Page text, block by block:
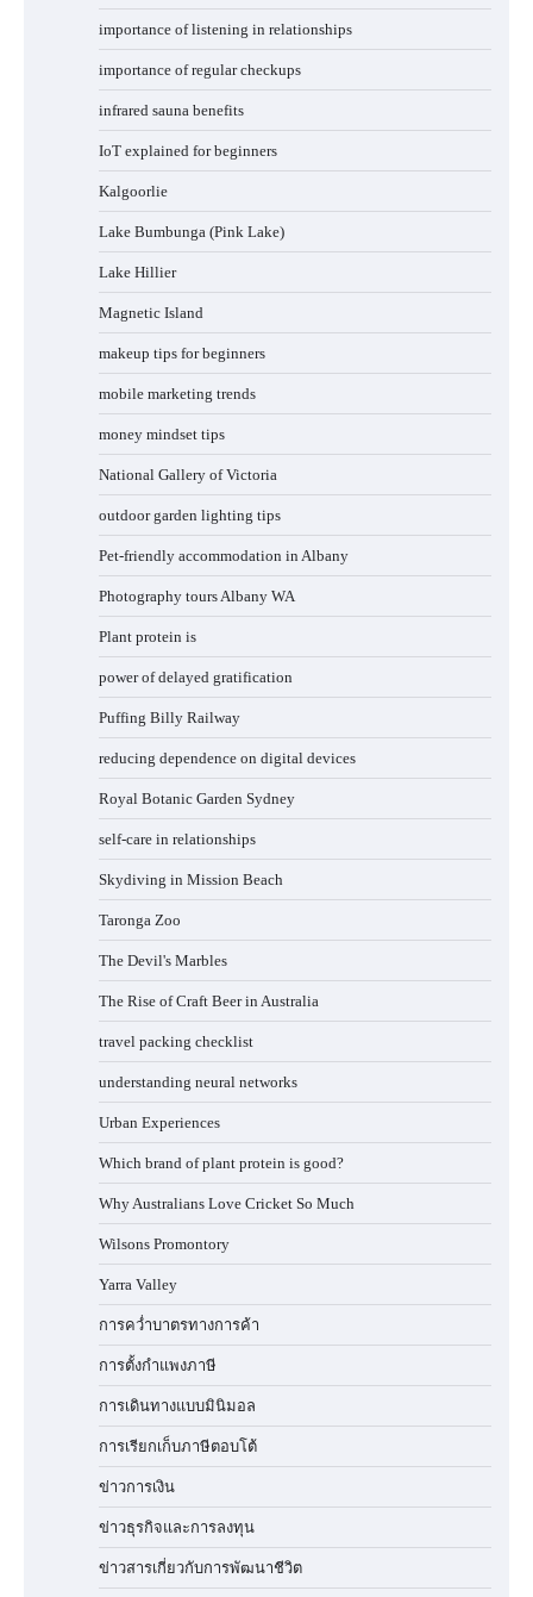
importance of listening in relationships
importance of regular checkups
infrared sauna benefits
IoT explained for beginners
Kalgoorlie
Lake Bumbunga (Pink Lake)
Lake Hillier
Magnetic Island
makeup tips for beginners
mobile marketing trends
money mindset tips
National Gallery of Victoria
outdoor garden lighting tips
Pet-friendly accommodation in Albany
Photography tours Albany WA
Plant protein is
power of delayed gratification
Puffing Billy Railway
reducing dependence on digital devices
Royal Botanic Garden Sydney
self-care in relationships
Skydiving in Mission Beach
Taronga Zoo
The Devil's Marbles
The Rise of Craft Beer in Australia
travel packing checklist
understanding neural networks
Urban Experiences
Which brand of plant protein is good?
Why Australians Love Cricket So Much
Wilsons Promontory
Yarra Valley
การคว่ำบาตรทางการค้า
การตั้งกำแพงภาษี
การเดินทางแบบมินิมอล
การเรียกเก็บภาษีตอบโต้
ข่าวการเงิน
ข่าวธุรกิจและการลงทุน
ข่าวสารเกี่ยวกับการพัฒนาชีวิต